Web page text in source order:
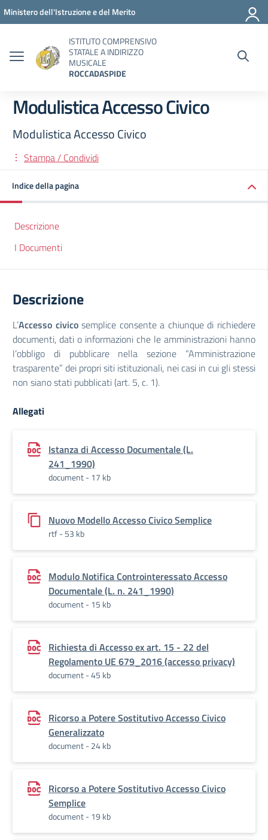
Vai ai contenuti
Vai al menu di navigazione
Vai al footer
Ministero dell'Istruzione e del Merito
ISTITUTO COMPRENSIVO
STATALE A INDIRIZZO
MUSICALE
ROCCADASPIDE
Modulistica Accesso Civico
Modulistica Accesso Civico
Stampa / Condividi
Indice della pagina
Descrizione
I Documenti
Descrizione
L’Accesso civicosemplice consente a chiunque di richiedere
documenti, dati o informazioni che le amministrazioni hanno
l’obbligo di pubblicare nella sezione “Amministrazione
trasparente” dei propri siti istituzionali, nei casi in cui gli stessi
non siano stati pubblicati (art. 5, c. 1).
Allegati
Istanza di Accesso Documentale (L.
241_1990)
document - 17 kb
Nuovo Modello Accesso Civico Semplice
rtf - 53 kb
Modulo Notifica Controinteressato Accesso
Documentale (L. n. 241_1990)
document - 15 kb
Richiesta di Accesso ex art. 15 - 22 del
Regolamento UE 679_2016 (accesso privacy)
document - 45 kb
Ricorso a Potere Sostitutivo Accesso Civico
Generalizzato
document - 24 kb
Ricorso a Potere Sostitutivo Accesso Civico
Semplice
document - 19 kb